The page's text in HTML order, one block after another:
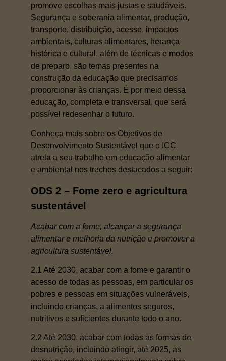
promove escolhas mais justas e saudáveis.
Segurança e soberania alimentar, produção,
transporte, distribuição, acesso, impactos
ambientais, culturas alimentares, herança
histórica e cultural, além de técnicas e modos
de preparo, são temas presentes na
construção da educação que precisamos
proporcionar às crianças. É por meio dessa
educação, completa e transversal, que será
possível redesenhar o futuro.
Conheça mais sobre os Objetivos de
Desenvolvimento Sustentável que o ICC
atrela a seu trabalho em educação alimentar
e ambiental nos trechos destacados a seguir:
ODS 2 – Fome zero e agricultura
sustentável
Acabar com a fome, alcançar a segurança
alimentar e melhoria da nutrição e promover a
agricultura sustentável.
2.1 Até 2030, acabar com a fome e garantir o
acesso de todas as pessoas, em particular os
pobres e pessoas em situações vulneráveis,
incluindo crianças, a alimentos seguros,
nutritivos e suficientes durante todo o ano.
2.2 Até 2030, acabar com todas as formas de
desnutrição, incluindo atingir, até 2025, as